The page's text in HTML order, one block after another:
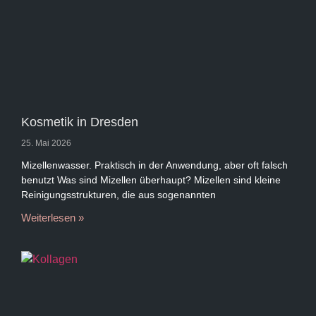
Kosmetik in Dresden
25. Mai 2026
Mizellenwasser. Praktisch in der Anwendung, aber oft falsch
benutzt Was sind Mizellen überhaupt? Mizellen sind kleine
Reinigungsstrukturen, die aus sogenannten
Weiterlesen »